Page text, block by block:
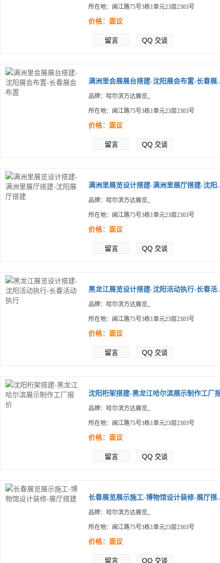
所在地：闽江路75号3栋1单元23层2303号
价格：面议
留言 QQ 交谈
满洲里会展展台搭建-沈阳展会布置-长春展
品牌：哈尔滨方达展览,,
所在地：闽江路75号3栋1单元23层2303号
价格：面议
留言 QQ 交谈
满洲里展览设计搭建-满洲里展厅搭建-沈阳
品牌：哈尔滨方达展览,,
所在地：闽江路75号3栋1单元23层2303号
价格：面议
留言 QQ 交谈
黑龙江展览设计搭建-沈阳活动执行-长春活
品牌：哈尔滨方达展览,,
所在地：闽江路75号3栋1单元23层2303号
价格：面议
留言 QQ 交谈
沈阳桁架搭建-黑龙江哈尔滨展示制作工厂
品牌：哈尔滨方达展览,,
所在地：闽江路75号3栋1单元23层2303号
价格：面议
留言 QQ 交谈
长春展览展示施工-博物馆设计装修-展厅搭
品牌：哈尔滨方达展览,,
所在地：闽江路75号3栋1单元23层2303号
价格：面议
留言 QQ 交谈